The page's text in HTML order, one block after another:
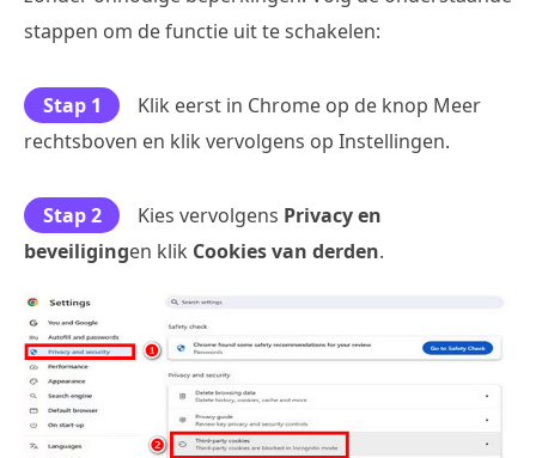
stappen om de functie uit te schakelen:
Stap 1
Klik eerst in Chrome op de knop Meer
rechtsboven en klik vervolgens op Instellingen.
Stap 2 Kies vervolgens Privacy en
beveiligingen klik Cookies van derden.